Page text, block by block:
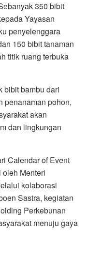
350 bibit
Yayasan
penyelenggara
150 bibit tanaman
titik ruang terbuka
bibit bambu dari
penanaman pohon,
akan
dan lingkungan
Calendar of Event
oleh Menteri
kolaborasi
Sastra, kegiatan
Perkebunan
menuju gaya